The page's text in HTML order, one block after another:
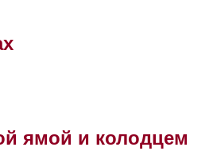
ямой и колодцем